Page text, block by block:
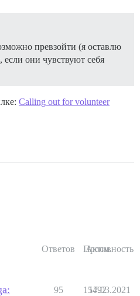
превзойти (я оставлю
они чувствуют себя
Calling out for volunteer
Ответов Просм.
Активность
95 15492
17.03.2021